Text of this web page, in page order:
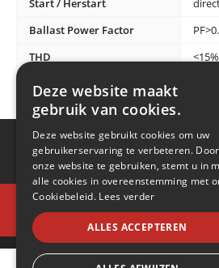
Start / Herstart
Ballast Power Factor
THD
<15%
Deze website maakt
gebruik van cookies.
Deze website gebruikt cookies om uw
gebruikerservaring te verbeteren. Door
onze website te gebruiken, stemt u in
alle cookies in overeenstemming met
Cookiebeleid. Lees verder
ALLES ACCEPTEREN